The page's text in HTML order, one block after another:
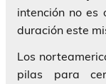
intención no es
duración este
Los
pilas para